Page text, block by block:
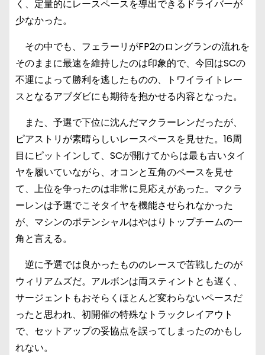
く、定量的にレースペースを導出できるドライバーが
少なかった。
その中でも、フェラーリがFP2のロングランの流れを
そのままに最速を維持したのは印象的で、今回はSCの
不運によって勝利を逃したものの、トワイライトレー
スとなるアブダビにも期待を抱かせる内容となった。
また、予選で下位に沈んだマクラーレンだったが、
ピアストリが素晴らしいレースペースを見せた。16周
目にピットインして、SCが開けてからは最も古いタイ
ヤを履いていながら、オコンと互角のペースを見せ
て、上位を争ったのは非常に見応えがあった。マクラ
ーレンは予選でこそタイヤを機能させられなかった
が、マシンのポテンシャルはやはりトップチームの一
角と言える。
逆に予選では良かったもののレースで苦戦したのが
ウィリアムズだ。アルボンは両スティントとも遅く、
サージェントもおそらくほとんど変わらないペースだ
ったと思われ、初開催の特殊なトラックレイアウト
で、セットアップの妥協点を誤ってしまったのかもし
れない。